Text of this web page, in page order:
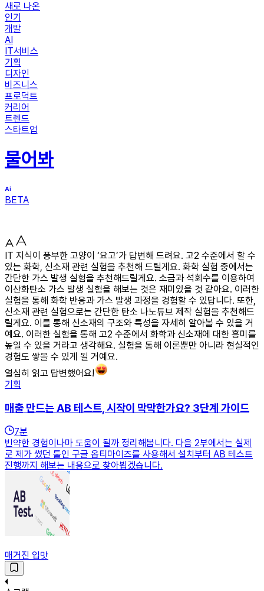
새로 나온
인기
개발
AI
IT서비스
기획
디자인
비즈니스
프로덕트
커리어
트렌드
스타트업
물어봐
BETA
IT 지식이 풍부한 고양이 ‘요고’가 답변해 드려요. 고2 수준에서 할 수
있는 화학, 신소재 관련 실험을 추천해 드릴게요. 화학 실험 중에서는
간단한 가스 발생 실험을 추천해드릴게요. 소금과 석회수를 이용하여
이산화탄소 가스 발생 실험을 해보는 것은 재미있을 것 같아요. 이러한
실험을 통해 화학 반응과 가스 발생 과정을 경험할 수 있답니다. 또한,
신소재 관련 실험으로는 간단한 탄소 나노튜브 제작 실험을 추천해드
릴게요. 이를 통해 신소재의 구조와 특성을 자세히 알아볼 수 있을 거
예요. 이러한 실험을 통해 고2 수준에서 화학과 신소재에 대한 흥미를
높일 수 있을 거라고 생각해요. 실험을 통해 이론뿐만 아니라 현실적인
경험도 쌓을 수 있게 될 거예요.
열심히 읽고 답변했어요!
기획
매출 만드는 AB 테스트, 시작이 막막한가요? 3단계 가이드
7분
빈약한 경험이나마 도움이 될까 정리해봅니다. 다음 2부에서는 실제
로 제가 썼던 툴인 구글 옵티마이즈를 사용해서 설치부터 AB 테스트
진행까지 해보는 내용으로 찾아뵙겠습니다.
매거진 입맛